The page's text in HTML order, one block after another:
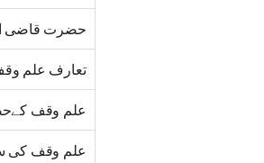
حضرت قاضی
تعارف علم
علم وقف
علم وقف کی